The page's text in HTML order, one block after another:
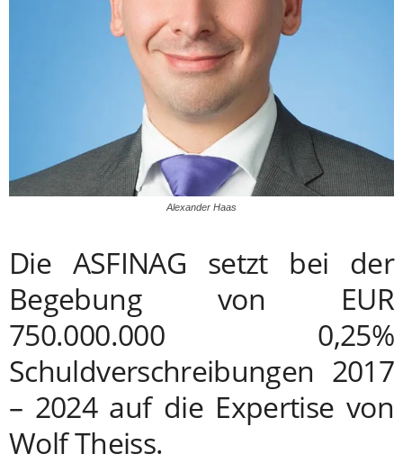
Alexander Haas
Die ASFINAG setzt bei der
Begebung von EUR
750.000.000 0,25%
Schuldverschreibungen 2017
– 2024 auf die Expertise von
Wolf Theiss.